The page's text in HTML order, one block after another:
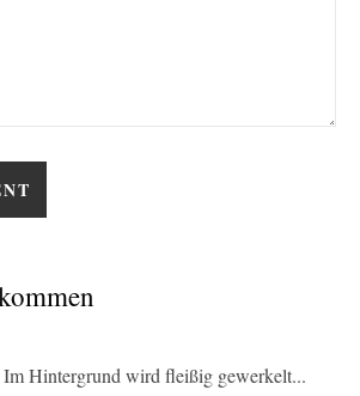
Hintergrund wird fleißig gewerkelt...